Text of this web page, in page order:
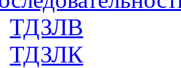
ТДЗЛВ
ТДЗЛК